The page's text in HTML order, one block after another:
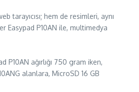
tarayıcısı; hem de resimleri, aynı
Easypad P10AN ile, multimedya
P10AN ağırlığı 750 gram iken,
alanlara, MicroSD 16 GB